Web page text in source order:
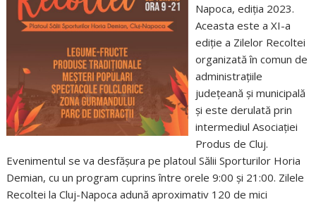
Napoca, ediția 2023.
Aceasta este a XI-a
ediție a Zilelor Recoltei
organizată în comun de
administrațiile
județeană și municipală
și este derulată prin
intermediul Asociației
Produs de Cluj.
Evenimentul se va desfășura pe platoul Sălii Sporturilor Horia
Demian, cu un program cuprins între orele 9:00 și 21:00. Zilele
Recoltei la Cluj-Napoca adună aproximativ 120 de mici